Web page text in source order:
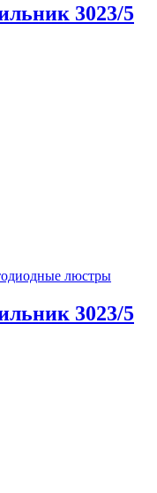
3023/5
люстры
3023/5